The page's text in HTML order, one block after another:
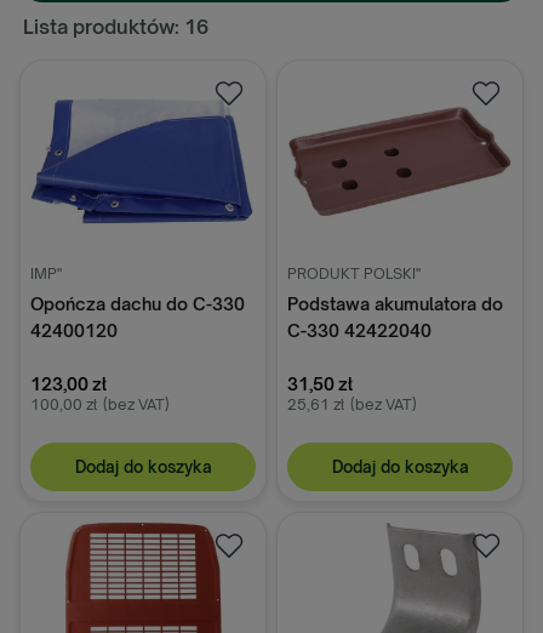
Lista produktów: 16
IMP"
Opończa dachu do C-330
42400120
123,00 zł
100,00 zł (bez VAT)
Dodaj do koszyka
PRODUKT POLSKI"
Podstawa akumulatora do
C-330 42422040
31,50 zł
25,61 zł (bez VAT)
Dodaj do koszyka